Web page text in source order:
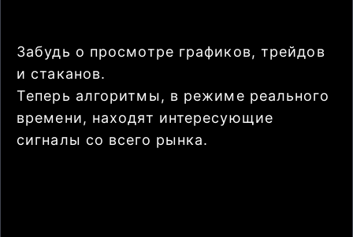
Забудь о просмотре графиков, трейдов
и стаканов.
Теперь алгоритмы, в режиме реального
времени, находят интересующие
сигналы со всего рынка.